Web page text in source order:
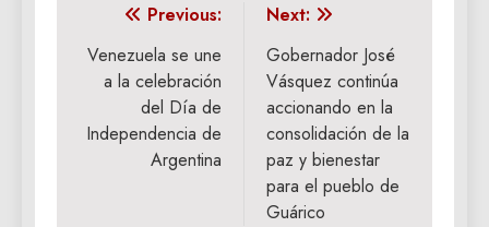
Navegación
de
entradas
Previous:
Venezuela se une
a la celebración
del Día de
Independencia de
Argentina
Next:
Gobernador José
Vásquez continúa
accionando en la
consolidación de la
paz y bienestar
para el pueblo de
Guárico